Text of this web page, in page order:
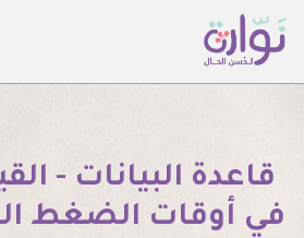
قاعدة البيانات -
في أوقات الضغط